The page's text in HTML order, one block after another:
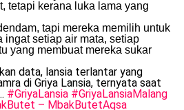
tetapi kerana luka lama yang
tapi mereka memilih untuk
ingat setiap air mata, setiap
yang membuat mereka sukar
data, lansia terlantar yang
di Griya Lansia, ternyata saat
#GriyaLansia #GriyaLansiaMalang
– MbakButetAqsa